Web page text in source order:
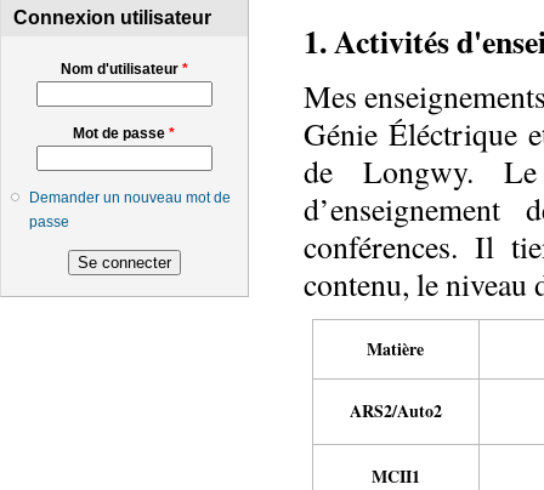
Connexion utilisateur
Nom d'utilisateur *
Mot de passe*
Demander un nouveau mot de
passe
1. Activités
Mes
Génie Éléctrique
de Longwy. Le
conférences. Il
contenu, le
Matière
ARS2/Auto2
MCII1